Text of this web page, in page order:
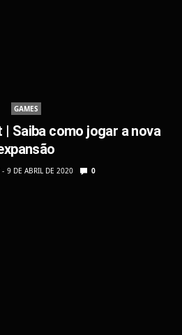
GAMES
Saiba como jogar a nova
9 DE ABRIL DE 2020 0